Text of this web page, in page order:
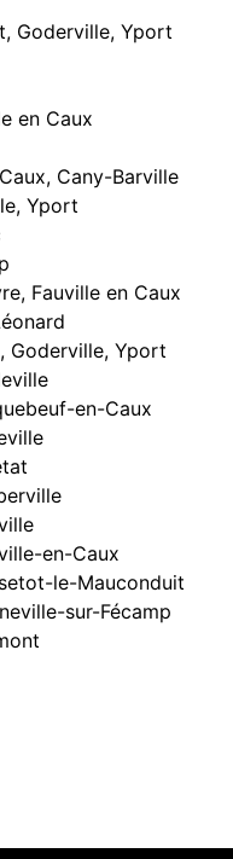
Goderville, Yport
en Caux
Cany-Barville
Yport
Fauville en Caux
Goderville, Yport
en-Caux
en-Caux
le-Mauconduit
sur-Fécamp